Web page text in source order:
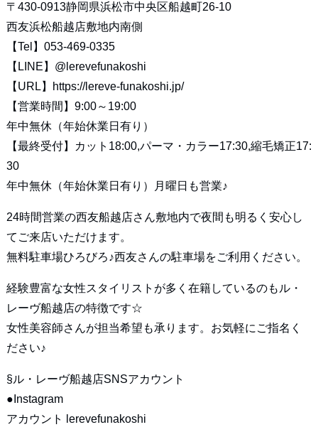
〒430-0913静岡県浜松市中央区船越町26-10
西友浜松船越店敷地内南側
【Tel】053-469-0335
【LINE】 @lerevefunakoshi
【URL】
https://lereve-funakoshi.jp/
【営業時間】9:00～19:00
年中無休（年始休業日有り）
【最終受付】カット18:00,パーマ・カラー17:30,縮毛矯正17:
30
年中無休（年始休業日有り）月曜日も営業♪
24時間営業の西友船越店さん敷地内で夜間も明るく安心し
てご来店いただけます。
無料駐車場ひろびろ♪西友さんの駐車場をご利用ください。
経験豊富な女性スタイリストが多く在籍しているのもル・
レーヴ船越店の特徴です☆
女性美容師さんが担当希望も承ります。お気軽にご指名く
ださい♪
§ル・レーヴ船越店SNSアカウント
●Instagram
アカウント lerevefunakoshi